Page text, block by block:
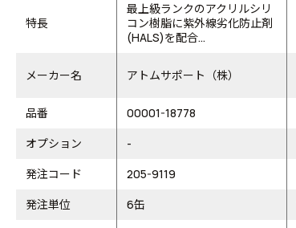
特長
最上級ランクのアクリルシリ
コン樹脂に紫外線劣化防止剤
(HALS)を配合...
メーカー名 アトムサポート（株）
品番
00001-18778
オプション
-
発注コード
205-9119
発注単位
6缶